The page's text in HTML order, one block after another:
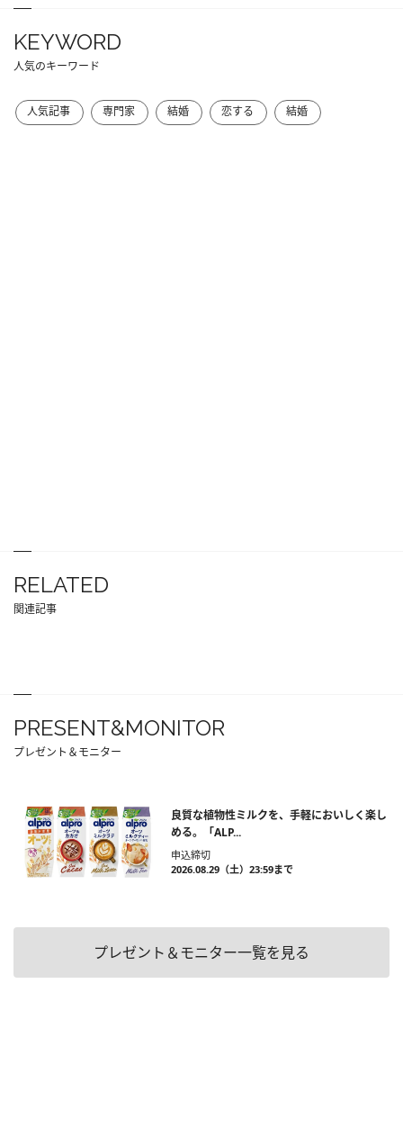
KEYWORD
人気のキーワード
人気記事 専門家 結婚 恋する 結婚
RELATED
関連記事
PRESENT&MONITOR
プレゼント＆モニター
良質な植物性ミルクを、手軽においしく楽し
める。「ALP...
申込締切
2026.08.29（土）23:59まで
プレゼント＆モニター一覧を見る